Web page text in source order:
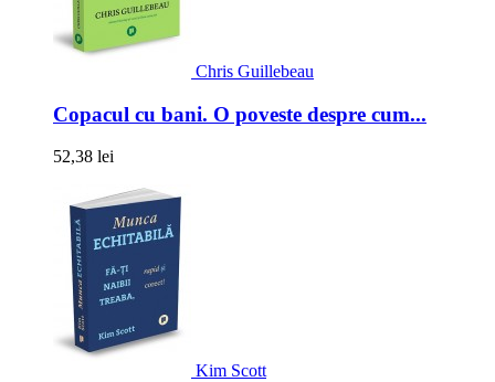
Chris Guillebeau
Copacul cu bani. O poveste despre cum...
52,38 lei
Kim Scott